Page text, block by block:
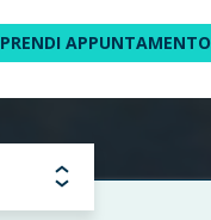
PRENDI APPUNTAMENTO